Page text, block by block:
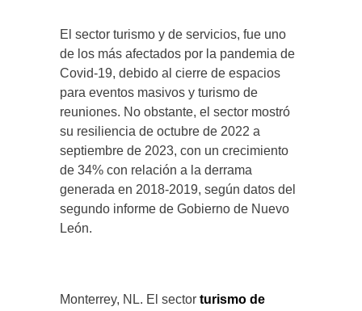
El sector turismo y de servicios, fue uno
de los más afectados por la pandemia de
Covid-19, debido al cierre de espacios
para eventos masivos y turismo de
reuniones. No obstante, el sector mostró
su resiliencia de octubre de 2022 a
septiembre de 2023, con un crecimiento
de 34% con relación a la derrama
generada en 2018-2019, según datos del
segundo informe de Gobierno de Nuevo
León.
Monterrey, NL. El sector turismo de